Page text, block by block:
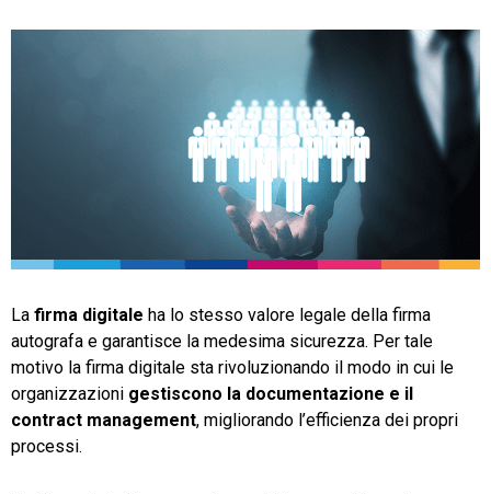
La firma digitale ha lo stesso valore legale della firma
autografa e garantisce la medesima sicurezza. Per tale
motivo la firma digitale sta rivoluzionando il modo in cui le
organizzazioni gestiscono la documentazione e il
contract management, migliorando l’efficienza dei propri
processi.